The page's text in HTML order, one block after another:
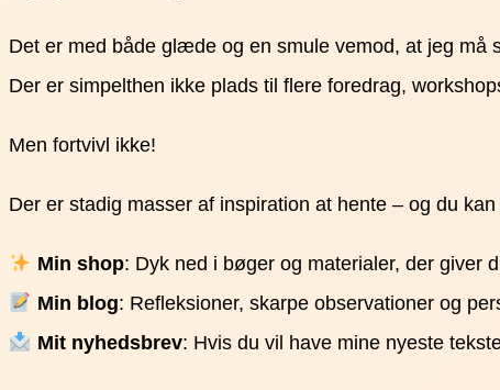
Det er med både glæde og en smule vemod, at jeg må
Der er simpelthen ikke plads til flere foredrag,
Men fortvivl ikke!
Der er stadig masser af inspiration at hente – og du
Min shop: Dyk ned i bøger og materialer, der
Min blog: Refleksioner, skarpe observationer og
Mit nyhedsbrev: Hvis du vil have mine nyeste